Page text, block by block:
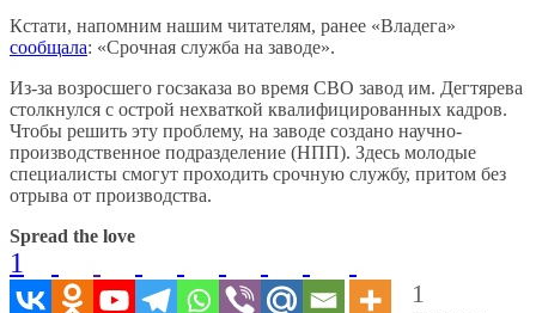
Кстати, напомним нашим читателям, ранее «Владега»
сообщала: «Срочная служба на заводе».
Из-за возросшего госзаказа во время СВО завод им. Дегтярева
столкнулся с острой нехваткой квалифицированных кадров.
Чтобы решить эту проблему, на заводе создано научно-
производственное подразделение (НПП). Здесь молодые
специалисты смогут проходить срочную службу, притом без
отрыва от производства.
Spread the love
1
1